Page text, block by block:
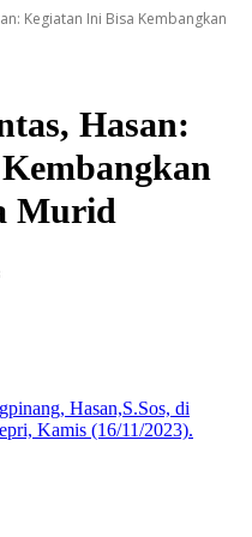
Kegiatan Ini Bisa Kembangkan
Hasan:
Murid